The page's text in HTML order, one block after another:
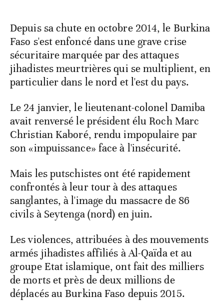
Depuis sa chute en octobre 2014, le Burkina
Faso s'est enfoncé dans une grave crise
sécuritaire marquée par des attaques
jihadistes meurtrières qui se multiplient, en
particulier dans le nord et l'est du pays.
Le 24 janvier, le lieutenant-colonel Damiba
avait renversé le président élu Roch Marc
Christian Kaboré, rendu impopulaire par
son «impuissance» face à l'insécurité.
Mais les putschistes ont été rapidement
confrontés à leur tour à des attaques
sanglantes, à l'image du massacre de 86
civils à Seytenga (nord) en juin.
Les violences, attribuées à des mouvements
armés jihadistes affiliés à Al-Qaïda et au
groupe Etat islamique, ont fait des milliers
de morts et près de deux millions de
déplacés au Burkina Faso depuis 2015.